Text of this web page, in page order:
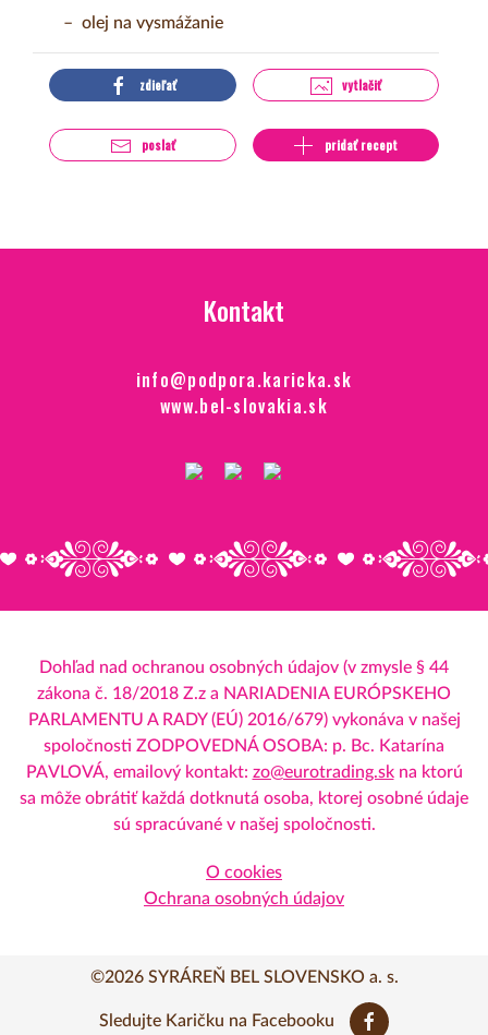
olej na vysmážanie
zdieľať vytlačiť
poslať pridať recept
Kontakt
info@podpora.karicka.sk
www.bel-slovakia.sk
Dohľad nad ochranou osobných údajov (v zmysle § 44
zákona č. 18/2018 Z.z a NARIADENIA EURÓPSKEHO
PARLAMENTU A RADY (EÚ) 2016/679) vykonáva v našej
spoločnosti ZODPOVEDNÁ OSOBA: p. Bc. Katarína
PAVLOVÁ, emailový kontakt: zo@eurotrading.skna ktorú
sa môže obrátiť každá dotknutá osoba, ktorej osobné údaje
sú spracúvané v našej spoločnosti.
O cookies
Ochrana osobných údajov
©2026 SYRÁREŇ BEL SLOVENSKO a. s.
Sledujte Karičku na Facebooku